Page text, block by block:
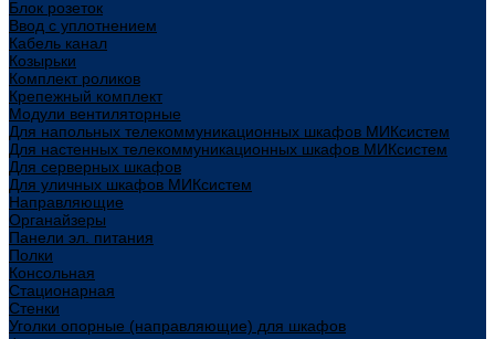
Блок розеток
Ввод с уплотнением
Кабель канал
Козырьки
Комплект роликов
Крепежный комплект
Модули вентиляторные
Для напольных телекоммуникационных шкафов МИКсистем
Для настенных телекоммуникационных шкафов МИКсистем
Для серверных шкафов
Для уличных шкафов МИКсистем
Направляющие
Органайзеры
Панели эл. питания
Полки
Консольная
Стационарная
Стенки
Уголки опорные (направляющие) для шкафов